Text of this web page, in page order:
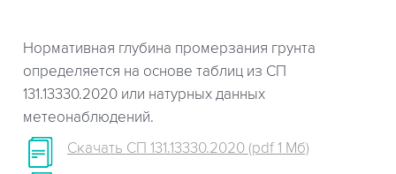
Нормативная глубина промерзания грунта
определяется на основе таблиц из СП
131.13330.2020 или натурных данных
метеонаблюдений.
Скачать СП 131.13330.2020 (pdf 1 Мб)